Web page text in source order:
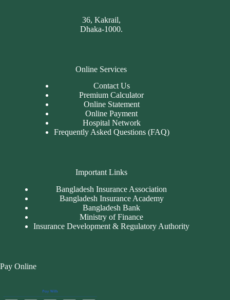
36, Kakrail,
Dhaka-1000.
Online Services
Contact Us
Premium Calculator
Online Statement
Online Payment
Hospital Network
Frequently Asked Questions (FAQ)
Important Links
Bangladesh Insurance Association
Bangladesh Insurance Academy
Bangladesh Bank
Ministry of Finance
Insurance Development & Regulatory Authority
Pay Online